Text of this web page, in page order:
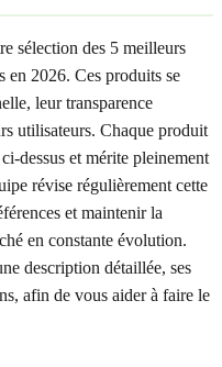
sélection des 5 meilleurs
en 2026. Ces produits se
leur transparence
utilisateurs. Chaque produit
dessus et mérite pleinement
révise régulièrement cette
et maintenir la
en constante évolution.
description détaillée, ses
afin de vous aider à faire le